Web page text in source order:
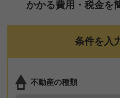
かかる費用・税金を
条件を入
不動産の種類